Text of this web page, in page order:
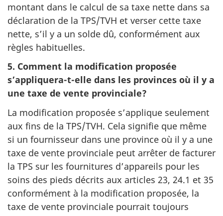
montant dans le calcul de sa taxe nette dans sa
déclaration de la TPS/TVH et verser cette taxe
nette, s’il y a un solde dû, conformément aux
règles habituelles.
5. Comment la modification proposée
s’appliquera-t-elle dans les provinces où il y a
une taxe de vente provinciale?
La modification proposée s’applique seulement
aux fins de la TPS/TVH. Cela signifie que même
si un fournisseur dans une province où il y a une
taxe de vente provinciale peut arrêter de facturer
la TPS sur les fournitures d’appareils pour les
soins des pieds décrits aux articles 23, 24.1 et 35
conformément à la modification proposée, la
taxe de vente provinciale pourrait toujours